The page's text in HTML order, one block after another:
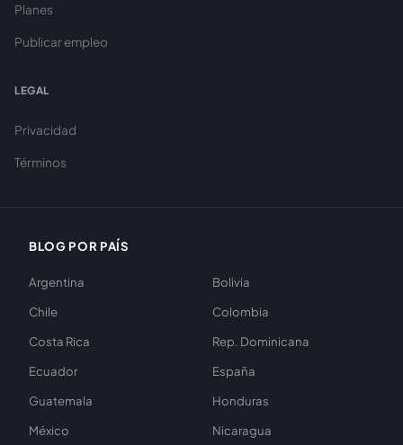
Planes
Publicar empleo
LEGAL
Privacidad
Términos
BLOG POR PAÍS
Argentina
Bolivia
Chile
Colombia
Costa Rica
Rep. Dominicana
Ecuador
España
Guatemala
Honduras
México
Nicaragua